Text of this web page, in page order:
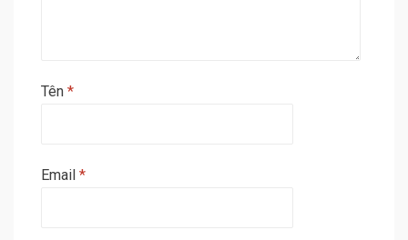
Tên *
Email *